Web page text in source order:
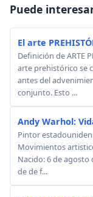
Puede
El arte
Definición de ARTE
arte prehistórico se
antes del
conjunto. Esto ...
Andy Warhol:
Pintor
Movimientos
Nacido: 6 de agosto
de de f...